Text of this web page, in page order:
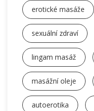
erotické masáže
sexuální zdraví
lingam masáž
masážní oleje
autoerotika